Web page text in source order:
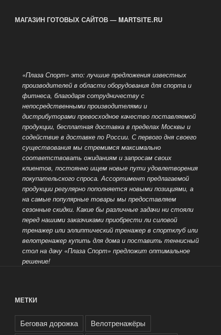
МАГАЗИН ГОТОВЫХ САЙТОВ — MARTSITE.RU
«Плаза Спорт» это: лучшие предложения известных
производителей в области оборудования для спорта и
фитнеса, благодаря сотрудничеству с
непосредственными производителями и
дистрибуторами превосходное качество поставляемой
продукции, бесплатная доставка в пределах Москвы и
содействие в доставке по России. С первого дня своего
существования мы стремимся максимально
соответствовать ожиданиям и запросам своих
клиентов, постоянно ищем новые пути удовлетворения
покупательского спроса. Ассортимент предлагаемой
продукции регулярно пополняется новыми позициями, а
на самые популярные товары мы предоставляем
сезонные скидки. Какие бы различные задачи ни стояли
перед нашими заказчиками приобрести ли силовой
тренажер или эллиптический тренажер в спортклуб или
велотренажер купить для дома и поставить теннисный
стол на дачу «Плаза Спорт» предложит оптимальное
решение!
МЕТКИ
Беговая дорожка
Велотренажёры